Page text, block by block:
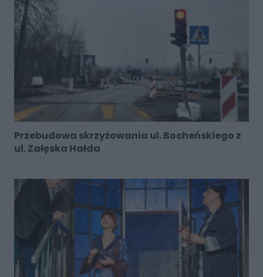
Przebudowa skrzyżowania ul. Bocheńskiego z
ul. Załęska Hałda